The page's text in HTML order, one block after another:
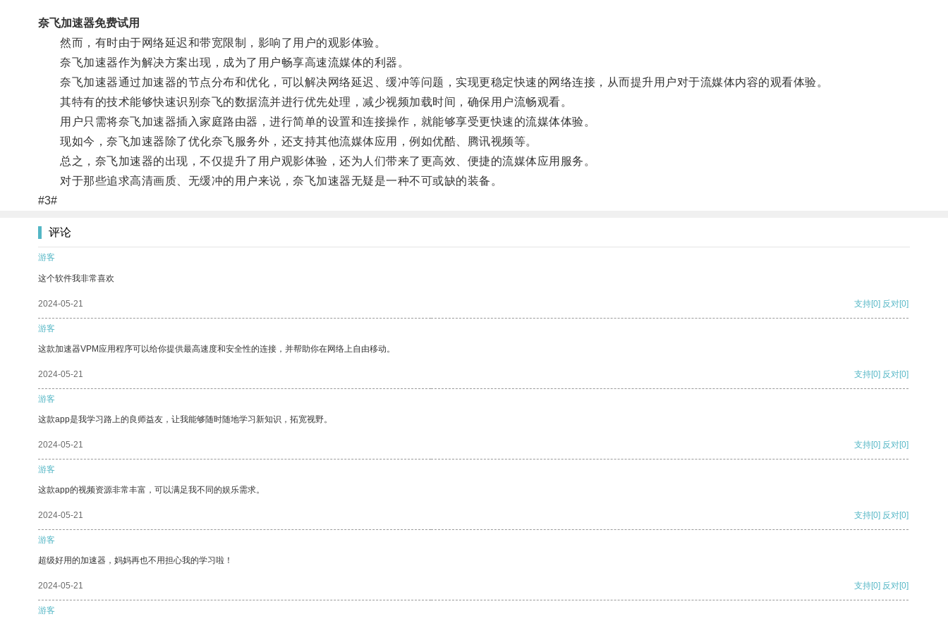
奈飞加速器免费试用
然而，有时由于网络延迟和带宽限制，影响了用户的观影体验。
奈飞加速器作为解决方案出现，成为了用户畅享高速流媒体的利器。
奈飞加速器通过加速器的节点分布和优化，可以解决网络延迟、缓冲等问题，实现更稳定快速的网络连接，从而提升用户对于流媒体内容的观看体验。
其特有的技术能够快速识别奈飞的数据流并进行优先处理，减少视频加载时间，确保用户流畅观看。
用户只需将奈飞加速器插入家庭路由器，进行简单的设置和连接操作，就能够享受更快速的流媒体体验。
现如今，奈飞加速器除了优化奈飞服务外，还支持其他流媒体应用，例如优酷、腾讯视频等。
总之，奈飞加速器的出现，不仅提升了用户观影体验，还为人们带来了更高效、便捷的流媒体应用服务。
对于那些追求高清画质、无缓冲的用户来说，奈飞加速器无疑是一种不可或缺的装备。
#3#
评论
游客
这个软件我非常喜欢
2024-05-21 支持[0] 反对[0]
游客
这款加速器VPM应用程序可以给你提供最高速度和安全性的连接，并帮助你在网络上自由移动。
2024-05-21 支持[0] 反对[0]
游客
这款app是我学习路上的良师益友，让我能够随时随地学习新知识，拓宽视野。
2024-05-21 支持[0] 反对[0]
游客
这款app的视频资源非常丰富，可以满足我不同的娱乐需求。
2024-05-21 支持[0] 反对[0]
游客
超级好用的加速器，妈妈再也不用担心我的学习啦！
2024-05-21 支持[0] 反对[0]
游客